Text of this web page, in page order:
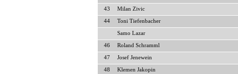
43 Milan Zivic
44 Toni Tiefenbacher
Samo Lazar
46 Roland Schramml
47 Josef Jenewein
48 Klemen Jakopin